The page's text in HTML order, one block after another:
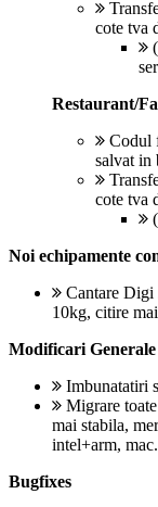
cote tva
Restaurant/
Codul
salvat in
cote tva
Noi echipamente
Cantare Digi
10kg, citire
Modificari Generale
Imbunatatiri
Migrare
mai stabila,
intel+arm, mac.
Bugfixes